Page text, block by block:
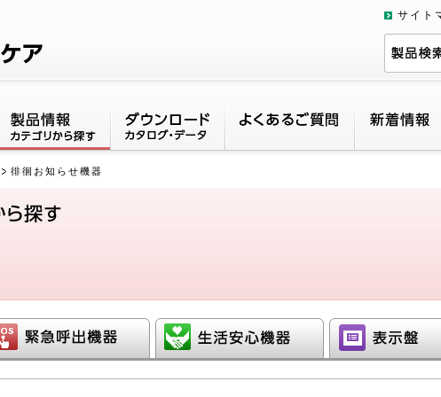
サイト
徘徊お知らせ機器